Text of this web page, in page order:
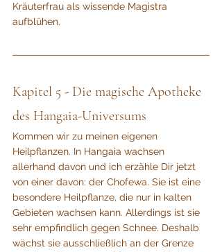
Kräuterfrau als wissende Magistra
aufblühen.
Kapitel 5 - Die magische Apotheke
des Hangaia-Universums
Kommen wir zu meinen eigenen
Heilpflanzen. In Hangaia wachsen
allerhand davon und ich erzähle Dir jetzt
von einer davon: der Chofewa. Sie ist eine
besondere Heilpflanze, die nur in kalten
Gebieten wachsen kann. Allerdings ist sie
sehr empfindlich gegen Schnee. Deshalb
wächst sie ausschließlich an der Grenze